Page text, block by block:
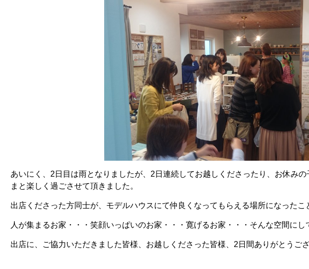
あいにく、2日目は雨となりましたが、2日連続してお越しくださったり、お休み
まと楽しく過ごさせて頂きました。
出店くださった方同士が、モデルハウスにて仲良くなってもらえる場所になったこ
人が集まるお家・・・笑顔いっぱいのお家・・・寛げるお家・・・そんな空間に
出店に、ご協力いただきました皆様、お越しくださった皆様、2日間ありがとうご